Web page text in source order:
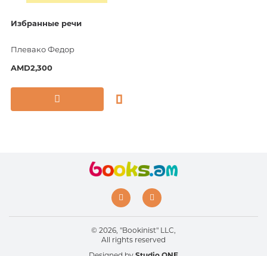
Избранные речи
Плевако Федор
AMD2,300
© 2026, "Bookinist" LLC,
All rights reserved